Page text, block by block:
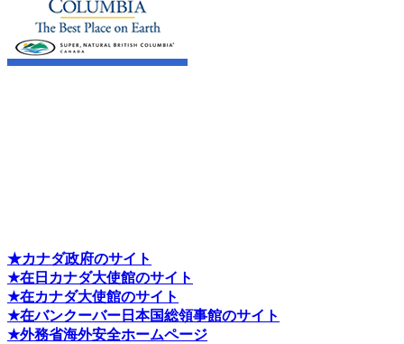
★カナダ政府のサイト
★在日カナダ大使館のサイト
★在カナダ大使館のサイト
★在バンクーバー日本国総領事館のサイト
★外務省海外安全ホームページ